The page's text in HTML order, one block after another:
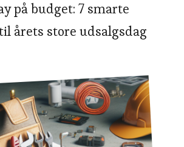
på budget: 7 smarte
årets store udsalgsdag